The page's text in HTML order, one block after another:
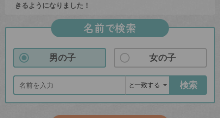
きるようになりました！
名前で検索
男の子 女の子
検索